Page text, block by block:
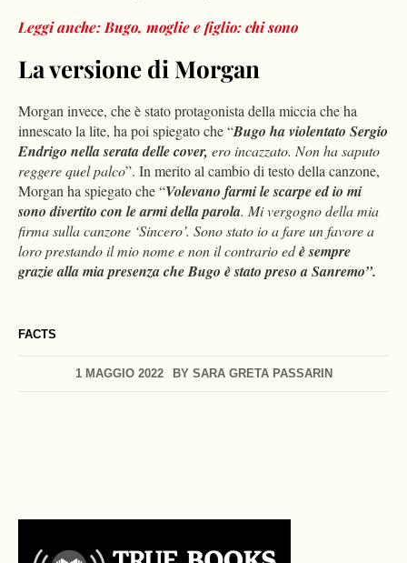
FACTS
1 MAGGIO 2022 BY SARA GRETA PASSARIN
Leggi anche: Bugo, moglie e figlio: chi sono
La versione di Morgan
Morgan invece, che è stato protagonista della miccia che ha
innescato la lite, ha poi spiegato che “Bugo ha violentato Sergio
Endrigo nella serata delle cover, ero incazzato. Non ha saputo
reggere quel palco”. In merito al cambio di testo della canzone,
Morgan ha spiegato che “Volevano farmi le scarpe ed io mi
sono divertito con le armi della parola. Mi vergogno della mia
firma sulla canzone ‘Sincero’. Sono stato io a fare un favore a
loro prestando il mio nome e non il contrario edè sempre
grazie alla mia presenza che Bugo è stato preso a Sanremo”.